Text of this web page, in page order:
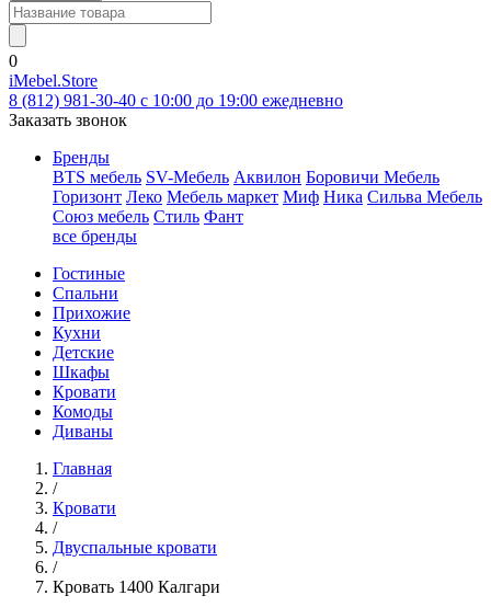
0
iMebel.Store
8 (812) 981-30-40 c 10:00 до 19:00 ежедневно
Заказать звонок
Бренды
BTS мебель SV-Мебель Аквилон Боровичи Мебель
Горизонт Леко Мебель маркет Миф Ника Сильва Мебель
Союз мебель Стиль Фант
все бренды
Гостиные
Спальни
Прихожие
Кухни
Детские
Шкафы
Кровати
Комоды
Диваны
Главная
/
Кровати
/
Двуспальные кровати
/
Кровать 1400 Калгари